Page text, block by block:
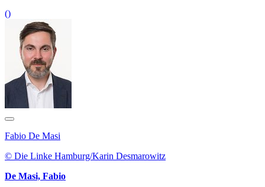
()
Fabio De Masi
© Die Linke Hamburg/Karin Desmarowitz
De Masi, Fabio